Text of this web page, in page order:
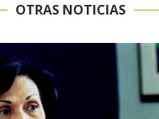
OTRAS NOTICIAS